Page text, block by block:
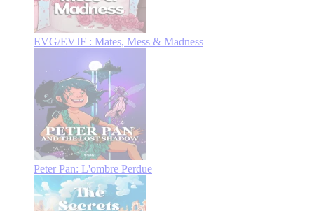
EVG/EVJF : Mates, Mess & Madness
Peter Pan: L'ombre Perdue